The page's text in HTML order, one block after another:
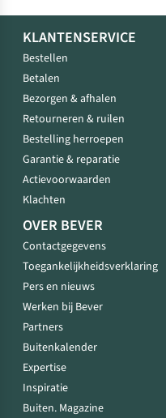
KLANTENSERVICE
Bestellen
Betalen
Bezorgen & afhalen
Retourneren & ruilen
Bestelling herroepen
Garantie & reparatie
Actievoorwaarden
Klachten
OVER BEVER
Contactgegevens
Toegankelijkheidsverklaring
Pers en nieuws
Werken bij Bever
Partners
Buitenkalender
Expertise
Inspiratie
Buiten. Magazine